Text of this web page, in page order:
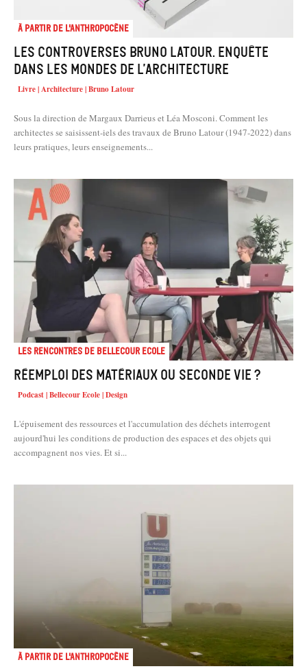
À partir de l'anthropocène
Les controverses Bruno Latour. Enquête
dans les mondes de l’architecture
Livre | Architecture | Bruno Latour
Sous la direction de Margaux Darrieus et Léa Mosconi. Comment les
architectes se saisissent-iels des travaux de Bruno Latour (1947-2022) dans
leurs pratiques, leurs enseignements...
Les rencontres de Bellecour Ecole
Réemploi des matériaux ou seconde vie ?
Podcast | Bellecour Ecole | Design
L'épuisement des ressources et l'accumulation des déchets interrogent
aujourd'hui les conditions de production des espaces et des objets qui
accompagnent nos vies. Et si...
À partir de l'anthropocène